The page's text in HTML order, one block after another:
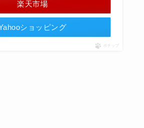
楽天市場
ショッピング
ポチップ